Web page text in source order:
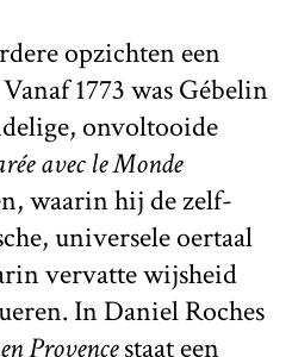
opzichten een
1773 was Gébelin
onvoltooide
avec le Monde
waarin hij de zelf-
universele oertaal
vervatte wijsheid
In Daniel Roches
Provencestaat een